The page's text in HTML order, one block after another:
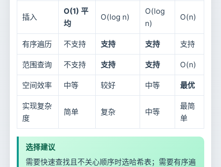
插入
O(1) 平
均
O(log n)
O(log
n)
O(n)
有序遍历 不支持 支持 支持 支持
范围查询 不支持 支持 支持 O(n)
空间效率 中等 较好 中等 最优
实现复杂
度
简单 复杂 中等
最简
单
选择建议
需要快速查找且不关心顺序时选哈希表；需要有序遍